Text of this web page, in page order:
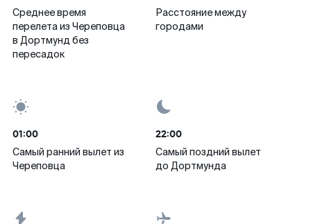
Среднее время
перелета из Череповца
в Дортмунд без
пересадок
Расстояние между
городами
01:00
Самый ранний вылет из
Череповца
22:00
Самый поздний вылет
до Дортмунда